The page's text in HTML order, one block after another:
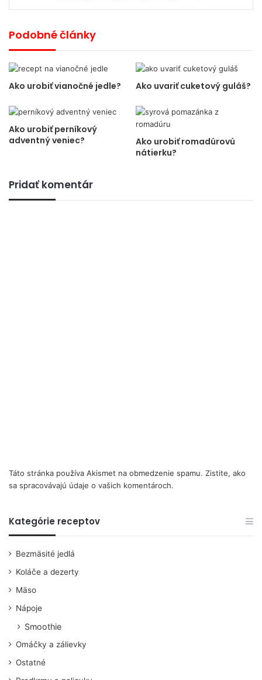
Podobné články
Ako urobiť vianočné jedle? Ako uvariť cuketový guláš?
Ako urobiť perníkový
adventný veniec?
Ako urobiť romadúrovú
nátierku?
Pridať komentár
Táto stránka používa Akismet na obmedzenie spamu. Zistite, ako
sa spracovávajú údaje o vašich komentároch.
Kategórie receptov
Bezmäsité jedlá
Koláče a dezerty
Mäso
Nápoje
Smoothie
Omáčky a zálievky
Ostatné